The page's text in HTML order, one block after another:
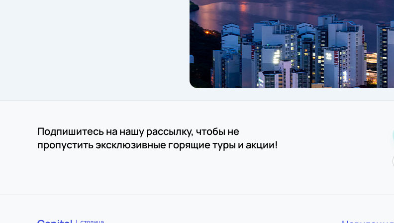
Подпишитесь на нашу рассылку, чтобы не
пропустить эксклюзивные горящие туры и акции!